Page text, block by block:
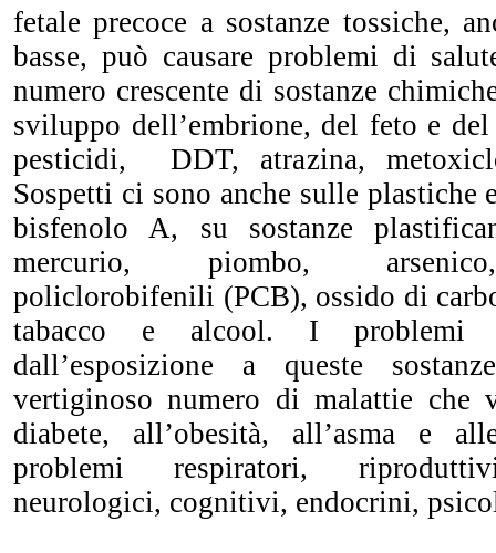
fetale precoce a sostanze tossiche,
basse, può causare problemi di
numero crescente di sostanze
sviluppo dell’embrione, del feto e
pesticidi, DDT, atrazina,
Sospetti ci sono anche sulle plastiche
bisfenolo A, su sostanze
mercurio, piombo,
policlorobifenili (PCB), ossido di
tabacco e alcool. I problemi
dall’esposizione a queste
vertiginoso numero di malattie che
diabete, all’obesità, all’asma e
problemi respiratori,
neurologici, cognitivi, endocrini,